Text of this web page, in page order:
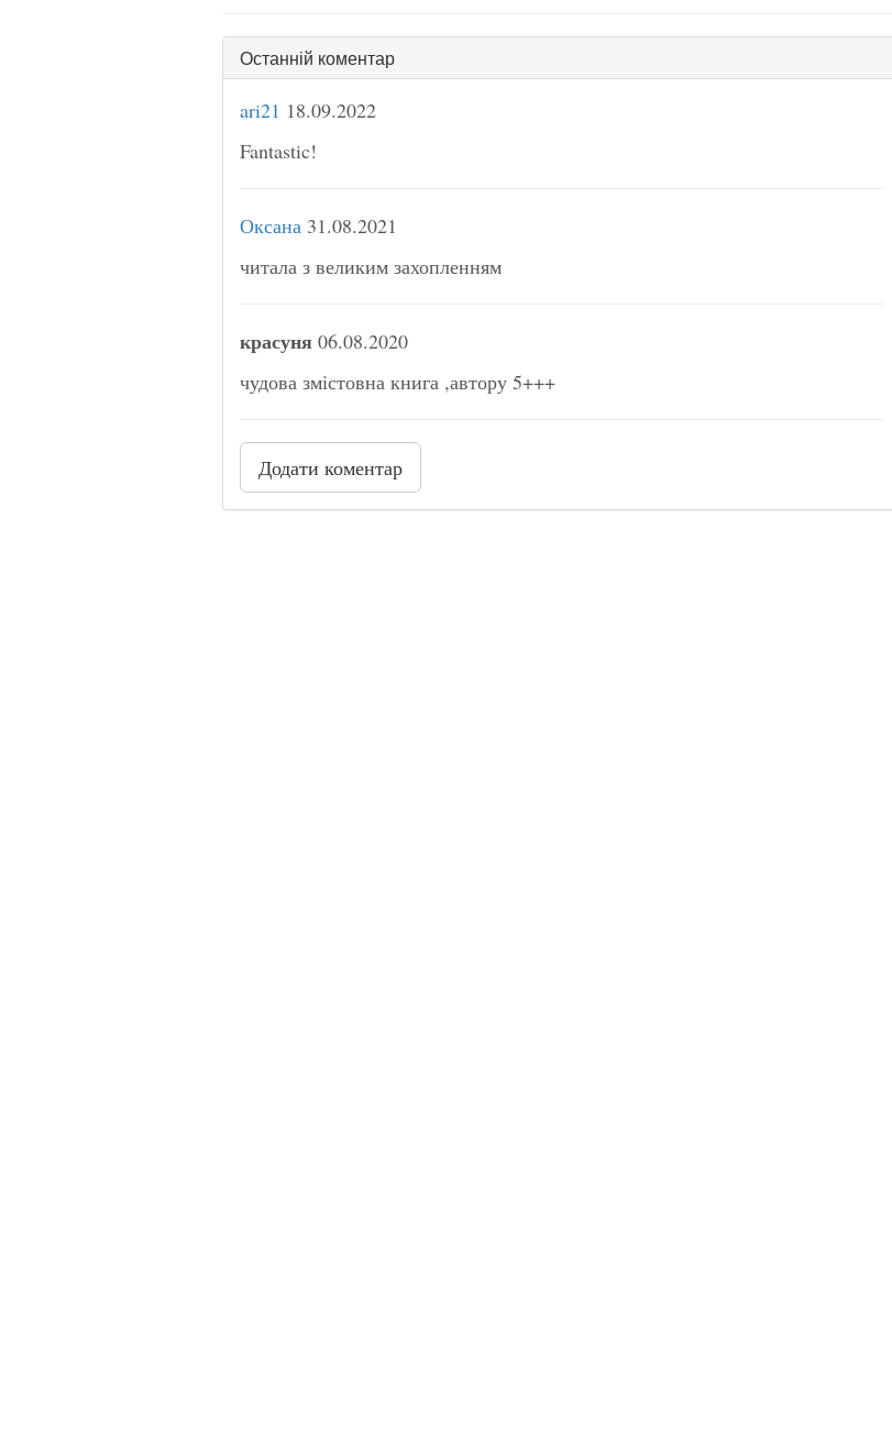
Останній коментар
ari21 18.09.2022
Fantastic!
Оксана 31.08.2021
читала з великим захопленням
красуня 06.08.2020
чудова змістовна книга ,автору 5+++
Додати коментар